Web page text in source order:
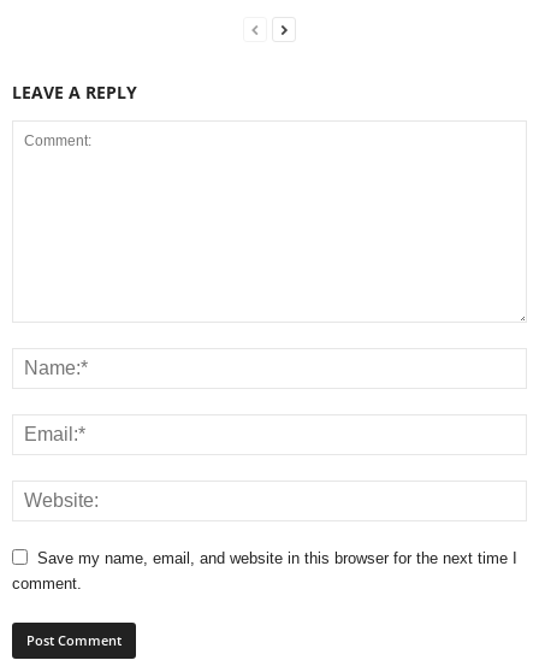
LEAVE A REPLY
Save my name, email, and website in this browser for the next time I
comment.